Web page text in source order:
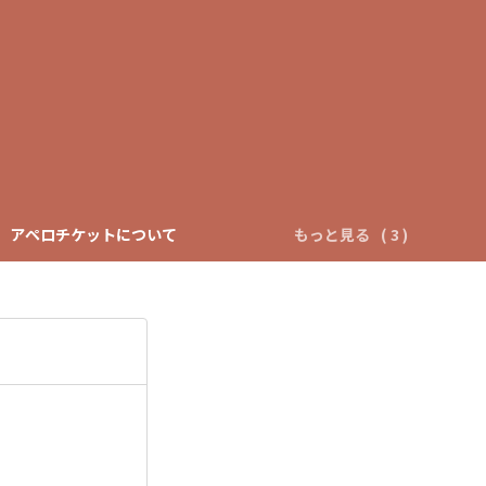
アペロチケットについて もっと見る